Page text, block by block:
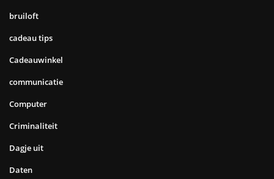
bruiloft
cadeau tips
Cadeauwinkel
communicatie
Computer
Criminaliteit
Dagje uit
Daten